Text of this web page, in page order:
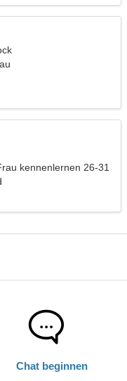
kennenlernen 26-31
Chat beginnen